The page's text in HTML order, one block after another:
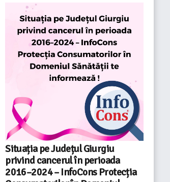
Situația pe Județul Giurgiu
privind cancerul în perioada
2016–2024 – InfoCons Protecția